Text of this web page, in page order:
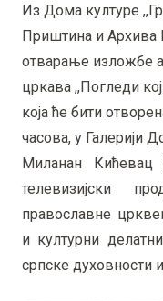
Из Дома културе
Приштина и Архива
отварање изложбе
цркава ,,Погледи
која ће бити
часова, у Галерији
Миланан
телевизијски
православне
и културни
српске духовности и